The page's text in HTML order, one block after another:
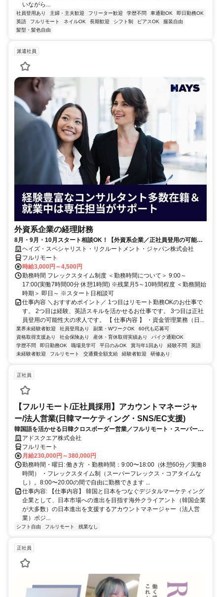
いながら...
社員登用あり 主婦・主夫歓迎 フリーター歓迎 学歴不問 車通勤OK
即日勤務OK
英語
フルリモート ネイルOK 長期歓迎 シフト制 ピアスOK
服装自由
髪型・髪色自由
派遣社員
外資系企業の経理財務
8月・9月・10月スタート相談OK！【外資系企業／正社員登用の可能性
大／700万～800万／リモート勤務OK】経理財務
ヘイズ・スペシャリスト・リクルートメント・ジャパン株式会社
フルリモート
時給3,000円～4,500円
勤務時間 フレックスタイム制度 ＜勤務時間について＞ 9:00～
17:00(実働7時間00分 休憩1時間) ※残業月5～10時間程度 ＜勤務開始
時期＞ 即日～ ※スタート日相談可
仕事内容 ＼おすすめポイント／ 1つ目はリモート勤務OKのお仕事で
す。 2つ目は経験、英語スキルを活かせるお仕事です。 3つ目は正社
員登用の可能性大の求人です。 【 仕事内容 】 ・資金管理業務（日...
業界未経験者歓迎 社員登用あり 副業・WワークOK
60代も応募可
資格取得支援あり
社会保険あり 産休・育休取得実績あり
バイク通勤OK
学歴不問
即日勤務OK 職場見学可 平日のみOK 賞与年1回あり 経験不問
英語
未経験者歓迎
フルリモート 交通費全額支給 経験者歓迎 研修あり
正社員
【フルリモート/正社員採用】アカウントマネージャ
ー/法人営業(日韓マーケティング・SNS/EC支援)
韓国語を活かせる日韓クロスボーダー営業／フルリモート・スーパーフ
レックス
アドスクエア株式会社
フルリモート
月給230,000円～380,000円
勤務時間・曜日: 働き方 ・勤務時間：9:00〜18:00（休憩60分／実働8
時間） ・フレックスタイム制（スーパーフレックス・コアタイムな
し）。8:00〜20:00の間で自由に勤務できます ...
仕事内容: 【仕事内容】 韓国と日本をつなぐデジタルマーケティング
企業として、日本市場への進出を目指す海外クライアント（韓国企業
が大多数）の日本進出を支援するアカウントマネージャー（法人営
業）ポジ...
シフト自由 フルリモート 残業なし
正社員